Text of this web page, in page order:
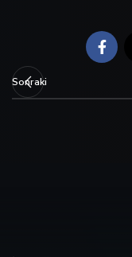
Sonraki